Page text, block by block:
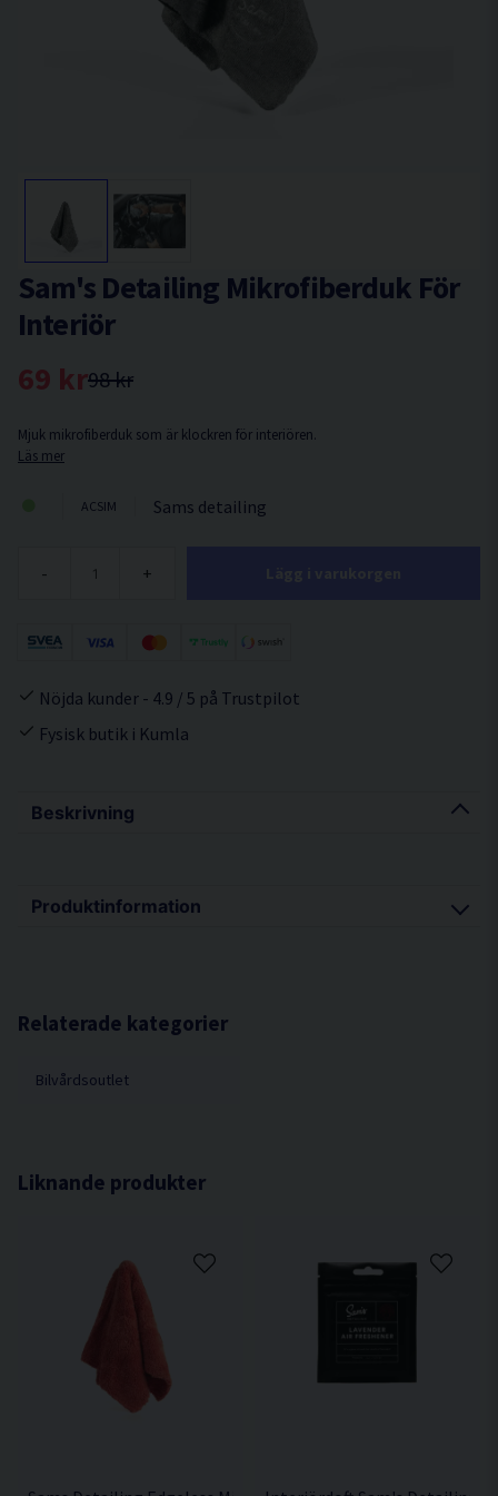
Beskrivning
Produktinformation
Relaterade kategorier
Bilvårdsoutlet
Sam's Detailing Mikrofiberduk För
Interiör
98 kr
69 kr
Mjuk mikrofiberduk som är klockren för interiören.
Läs mer
ACSIM Sams detailing
- +
Nöjda kunder - 4.9 / 5 på Trustpilot
Fysisk butik i Kumla
Liknande produkter